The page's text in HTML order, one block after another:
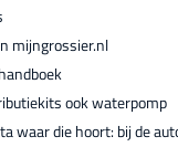
mijngrossier.nl
ook waterpomp
waar die hoort: bij de